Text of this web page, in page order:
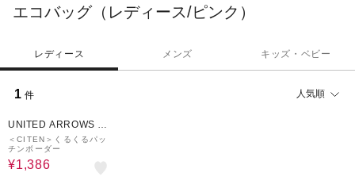
エコバッグ（レディース/ピンク）
レディース メンズ キッズ・ベビー
1 件 人気順
UNITED ARROWS O
UTLET
＜CITEN＞くるくるパッ
チンボーダー
¥1,386